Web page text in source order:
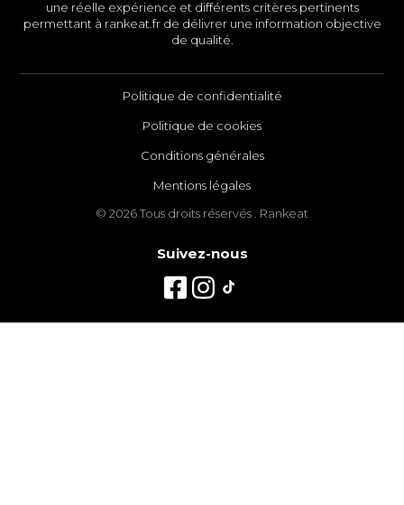
une réelle expérience et différents critères pertinents
permettant à rankeat.fr de délivrer une information objective
de qualité.
Politique de confidentialité
Politique de cookies
Conditions générales
Mentions légales
© 2026 Tous droits réservés . Rankeat
Suivez-nous